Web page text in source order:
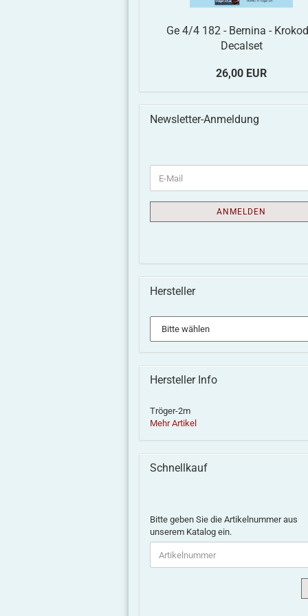
Ge 4/4 182 - Bernina -
Decalset
26,00 EUR
Newsletter-Anmeldung
ANMELDEN
Hersteller
Hersteller Info
Tröger-2m
Mehr Artikel
Schnellkauf
Bitte geben Sie die Artikelnummer aus
unserem Katalog ein.